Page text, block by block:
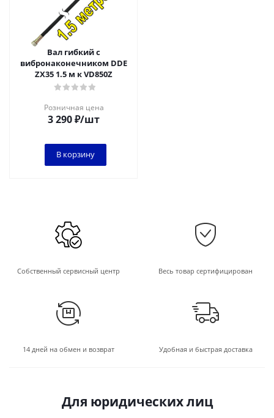
Вал гибкий с
вибронаконечником DDE
ZX35 1.5 м к VD850Z
Розничная цена
3 290₽/шт
В корзину
Собственный сервисный центр Весь товар сертифицирован
14 дней на обмен и возврат Удобная и быстрая доставка
Для юридических лиц